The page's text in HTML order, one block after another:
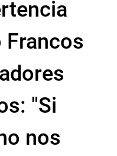
Francos
"Si
nos